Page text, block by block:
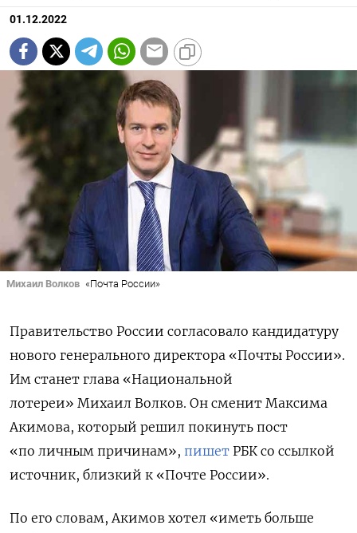
01.12.2022
Михаил Волков «Почта России»
Правительство России согласовало кандидатуру
нового генерального директора «Почты России».
Им станет глава «Национальной
лотереи» Михаил Волков. Он сменит Максима
Акимова, который решил покинуть пост
«по личным причинам», пишет РБК со ссылкой
источник, близкий к «Почте России».
По его словам, Акимов хотел «иметь больше